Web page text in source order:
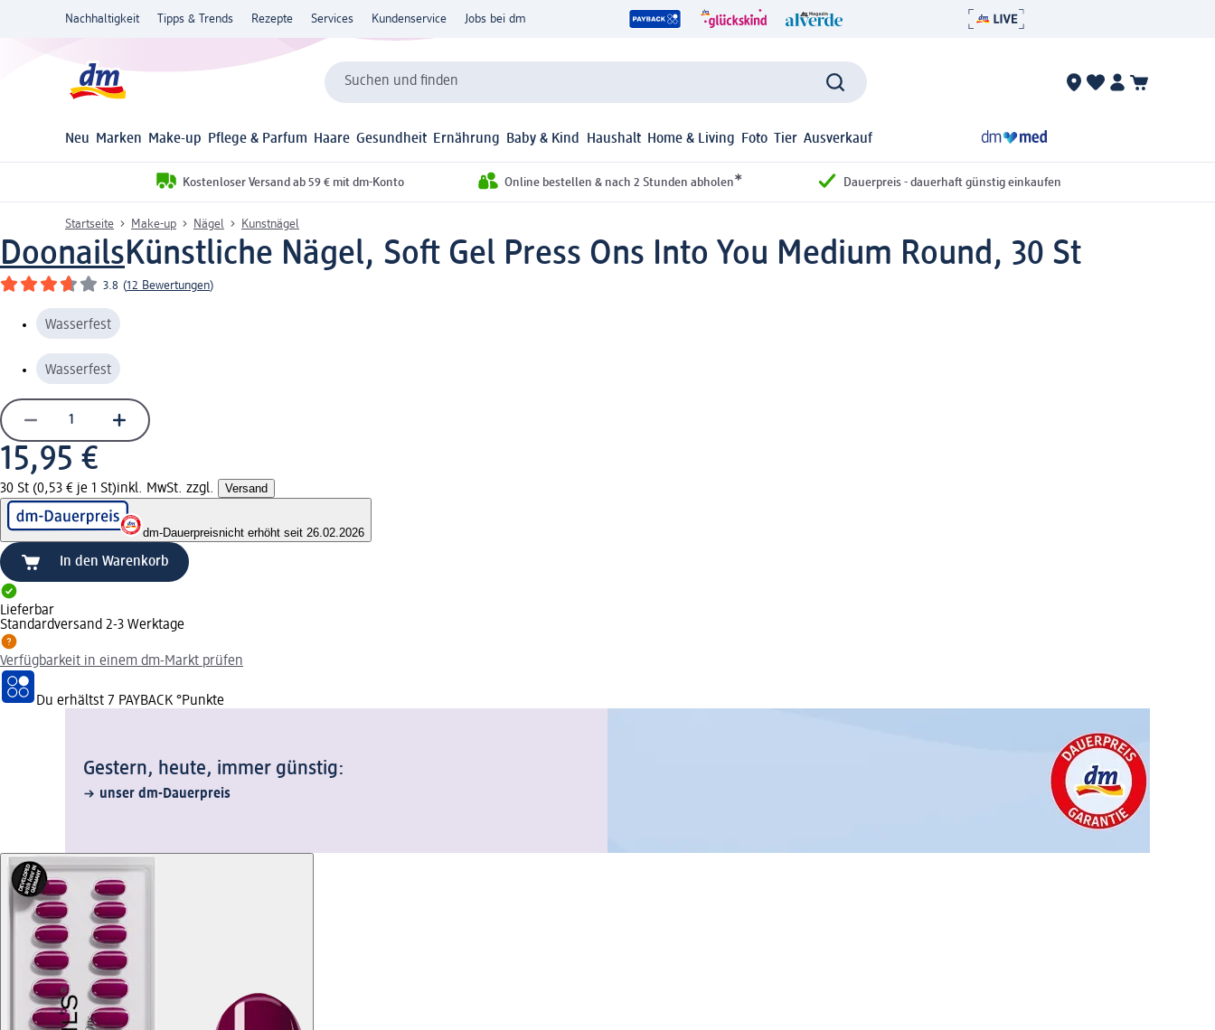
Nachhaltigkeit Tipps & Trends Rezepte Services Kundenservice Jobs bei dm
Suchen und finden
Neu Marken Make-up Pflege & Parfum Haare Gesundheit Ernährung Baby & Kind Haushalt Home & Living Foto Tier Ausverkauf
Kostenloser Versand ab 59 € mit dm-Konto Online bestellen & nach 2 Stunden abholen* Dauerpreis - dauerhaft günstig einkaufen
Startseite Make-up Nägel Kunstnägel
DoonailsKünstliche Nägel, Soft Gel Press Ons Into You Medium Round, 30 St
3.8 (12 Bewertungen)
Wasserfest
Wasserfest
15,95 €
30 St (0,53 € je 1 St)inkl. MwSt. zzgl. Versand
dm-Dauerpreisnicht erhöht seit 26.02.2026
In den Warenkorb
Lieferbar
Standardversand 2-3 Werktage
Verfügbarkeit in einem dm-Markt prüfen
Du erhältst 7 PAYBACK °Punkte
Gestern, heute, immer günstig:
unser dm-Dauerpreis